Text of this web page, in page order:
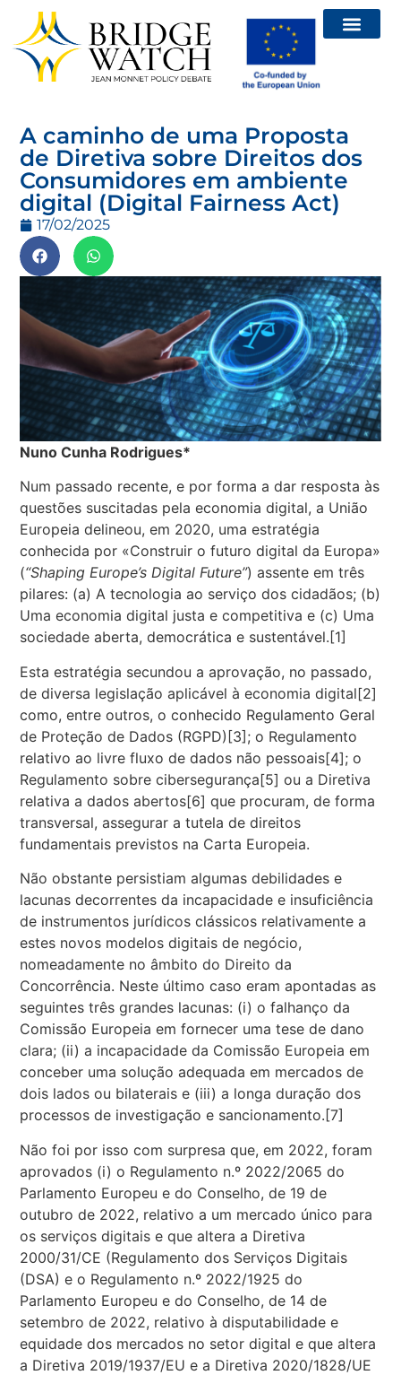
A caminho de uma Proposta
de Diretiva sobre Direitos dos
Consumidores em ambiente
digital (Digital Fairness Act)
17/02/2025
Nuno Cunha Rodrigues*
Num passado recente, e por forma a dar resposta às
questões suscitadas pela economia digital, a União
Europeia delineou, em 2020, uma estratégia
conhecida por «Construir o futuro digital da Europa»
(“Shaping Europe’s Digital Future”) assente em três
pilares: (a) A tecnologia ao serviço dos cidadãos; (b)
Uma economia digital justa e competitiva e (c) Uma
sociedade aberta, democrática e sustentável.[1]
Esta estratégia secundou a aprovação, no passado,
de diversa legislação aplicável à economia digital[2]
como, entre outros, o conhecido Regulamento Geral
de Proteção de Dados (RGPD)[3]; o Regulamento
relativo ao livre fluxo de dados não pessoais[4]; o
Regulamento sobre cibersegurança[5] ou a Diretiva
relativa a dados abertos[6] que procuram, de forma
transversal, assegurar a tutela de direitos
fundamentais previstos na Carta Europeia.
Não obstante persistiam algumas debilidades e
lacunas decorrentes da incapacidade e insuficiência
de instrumentos jurídicos clássicos relativamente a
estes novos modelos digitais de negócio,
nomeadamente no âmbito do Direito da
Concorrência. Neste último caso eram apontadas as
seguintes três grandes lacunas: (i) o falhanço da
Comissão Europeia em fornecer uma tese de dano
clara; (ii) a incapacidade da Comissão Europeia em
conceber uma solução adequada em mercados de
dois lados ou bilaterais e (iii) a longa duração dos
processos de investigação e sancionamento.[7]
Não foi por isso com surpresa que, em 2022, foram
aprovados (i) o Regulamento n.º 2022/2065 do
Parlamento Europeu e do Conselho, de 19 de
outubro de 2022, relativo a um mercado único para
os serviços digitais e que altera a Diretiva
2000/31/CE (Regulamento dos Serviços Digitais
(DSA) e o Regulamento n.º 2022/1925 do
Parlamento Europeu e do Conselho, de 14 de
setembro de 2022, relativo à disputabilidade e
equidade dos mercados no setor digital e que altera
a Diretiva 2019/1937/EU e a Diretiva 2020/1828/UE